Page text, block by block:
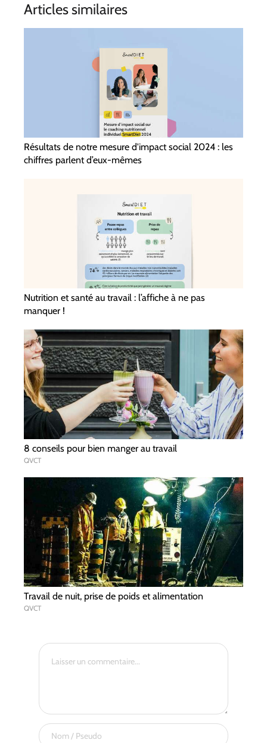
Articles similaires
Résultats de notre mesure d'impact social 2024 : les
chiffres parlent d’eux-mêmes
Nutrition et santé au travail : l’affiche à ne pas
manquer !
8 conseils pour bien manger au travail
QVCT
Travail de nuit, prise de poids et alimentation
QVCT